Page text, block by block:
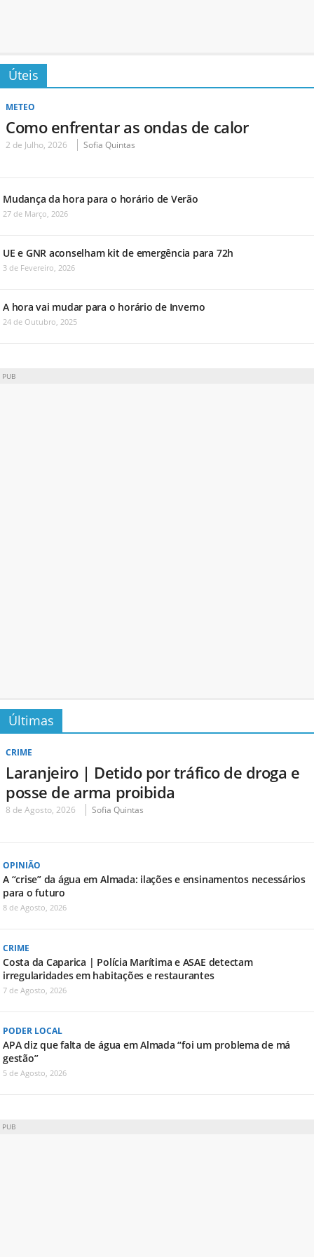
Úteis
METEO
Como enfrentar as ondas de calor
2 de Julho, 2026 Sofia Quintas
Mudança da hora para o horário de Verão
27 de Março, 2026
UE e GNR aconselham kit de emergência para 72h
3 de Fevereiro, 2026
A hora vai mudar para o horário de Inverno
24 de Outubro, 2025
PUB
Últimas
CRIME
Laranjeiro | Detido por tráfico de droga e
posse de arma proibida
8 de Agosto, 2026 Sofia Quintas
OPINIÃO
A “crise” da água em Almada: ilações e ensinamentos necessários
para o futuro
8 de Agosto, 2026
CRIME
Costa da Caparica | Polícia Marítima e ASAE detectam
irregularidades em habitações e restaurantes
7 de Agosto, 2026
PODER LOCAL
APA diz que falta de água em Almada “foi um problema de má
gestão”
5 de Agosto, 2026
PUB